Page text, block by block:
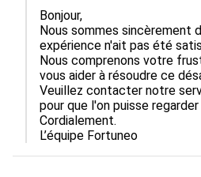
Bonjour,
Nous sommes sincèrement
expérience n'ait pas été
Nous comprenons votre
vous aider à résoudre ce
Veuillez contacter notre
pour que l'on puisse
Cordialement.
L’équipe Fortuneo